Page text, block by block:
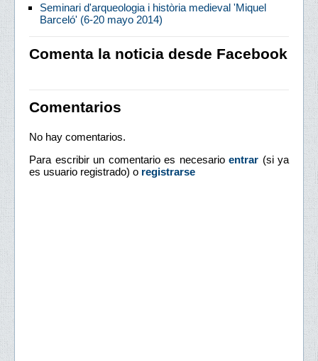
Seminari d'arqueologia i història medieval 'Miquel
Barceló' (6-20 mayo 2014)
Comenta la noticia desde Facebook
Comentarios
No hay comentarios.
Para escribir un comentario es necesario entrar (si ya
es usuario registrado) o registrarse